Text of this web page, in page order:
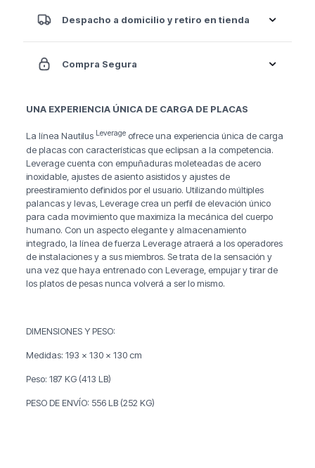
Despacho a domicilio y retiro en tienda
Compra Segura
UNA EXPERIENCIA ÚNICA DE CARGA DE PLACAS
La línea Nautilus Leverageofrece una experiencia única de carga
de placas con características que eclipsan a la competencia.
Leverage cuenta con empuñaduras moleteadas de acero
inoxidable, ajustes de asiento asistidos y ajustes de
preestiramiento definidos por el usuario. Utilizando múltiples
palancas y levas, Leverage crea un perfil de elevación único
para cada movimiento que maximiza la mecánica del cuerpo
humano. Con un aspecto elegante y almacenamiento
integrado, la línea de fuerza Leverage atraerá a los operadores
de instalaciones y a sus miembros. Se trata de la sensación y
una vez que haya entrenado con Leverage, empujar y tirar de
los platos de pesas nunca volverá a ser lo mismo.
DIMENSIONES Y PESO:
Medidas: 193 x 130 x 130 cm
Peso: 187 KG (413 LB)
PESO DE ENVÍO: 556 LB (252 KG)